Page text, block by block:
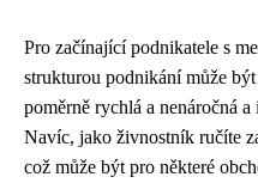
Pro začínající podnikatele s
strukturou podnikání může
poměrně rychlá a nenáročná
Navíc, jako živnostník ručíte
což může být pro některé